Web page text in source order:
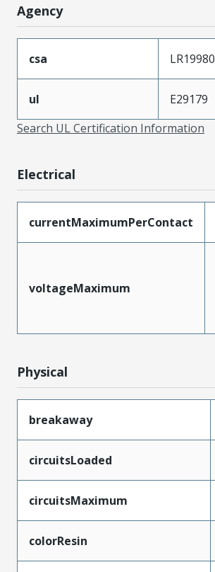
Agency
csa LR19980
ul
E29179
Search UL Certification Information
Electrical
currentMaximumPerContact
voltageMaximum
Physical
breakaway
circuitsLoaded
circuitsMaximum
colorResin